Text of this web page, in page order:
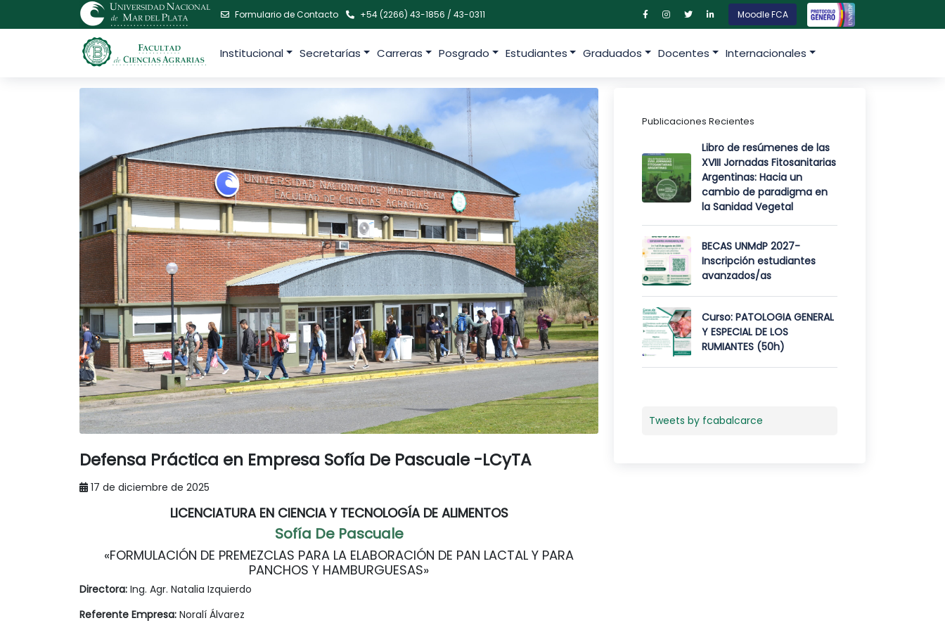
Formulario de Contacto +54 (2266) 43-1856 / 43-0311 Moodle FCA
Institucional Secretarías Carreras Posgrado Estudiantes Graduados Docentes Internacionales
Defensa Práctica en Empresa Sofía De Pascuale -LCyTA
17 de diciembre de 2025
LICENCIATURA EN CIENCIA Y TECNOLOGÍA DE ALIMENTOS
Sofía De Pascuale
«FORMULACIÓN DE PREMEZCLAS PARA LA ELABORACIÓN DE PAN LACTAL Y PARA
PANCHOS Y HAMBURGUESAS»
Directora:Ing. Agr. Natalia Izquierdo
Referente Empresa: Noralí Álvarez
Publicaciones Recientes
Libro de resúmenes de las
XVIII Jornadas Fitosanitarias
Argentinas: Hacia un
cambio de paradigma en
la Sanidad Vegetal
BECAS UNMdP 2027-
Inscripción estudiantes
avanzados/as
Curso: PATOLOGIA GENERAL
Y ESPECIAL DE LOS
RUMIANTES (50h)
Tweets by fcabalcarce